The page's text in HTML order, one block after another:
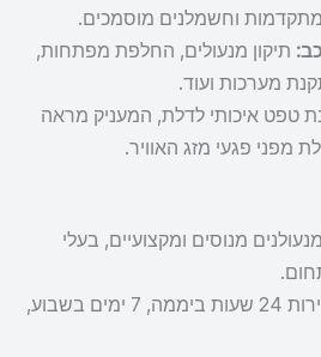
וחשמלנים מוסמכים.
תיקון מנעולים, החלפת מפתחות,
מערכות ועוד.
טפט איכותי לדלת, המעניק מראה
מפני פגעי מזג האוויר.
מנוסים ומקצועיים, בעלי
שירות 24 שעות ביממה, 7 ימים בשבוע,